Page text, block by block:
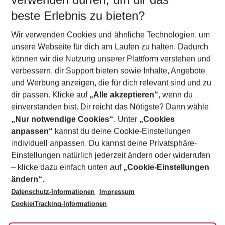
5-8 Nächte
2 Erwachsene Keine Kinder
Mehr Filter anzeigen
Footer
Footer navigation
Über uns
AGB
Bestpreisgarantie
Cookie-Einstellungen ändern
Cookie-Richtlinie
Agenturbetreuung
Barrierefreies Reisen
Folge uns
beste Erlebnis zu bieten?
Wir verwenden Cookies und ähnliche Technologien, um
unsere Webseite für dich am Laufen zu halten. Dadurch
können wir die Nutzung unserer Plattform verstehen und
verbessern, dir Support bieten sowie Inhalte, Angebote
und Werbung anzeigen, die für dich relevant sind und zu
dir passen. Klicke auf „Alle akzeptieren“, wenn du
einverstanden bist. Dir reicht das Nötigste? Dann wähle
„Nur notwendige Cookies“. Unter „Cookies
anpassen“ kannst du deine Cookie-Einstellungen
individuell anpassen. Du kannst deine Privatsphäre-
Einstellungen natürlich jederzeit ändern oder widerrufen
– klicke dazu einfach unten auf „Cookie-Einstellungen
ändern“.
Datenschutz-Informationen
Impressum
Cookie/Tracking-Informationen